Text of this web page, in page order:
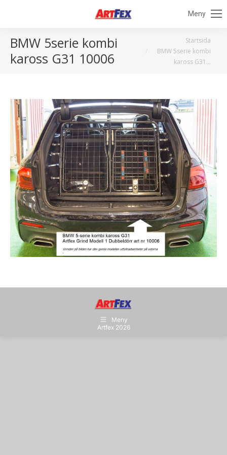
Meny
BMW 5serie kombi
kaross G31 10006
Startsida
BMW 5serie kombi
kaross G31…
Meny
Artfex 2026